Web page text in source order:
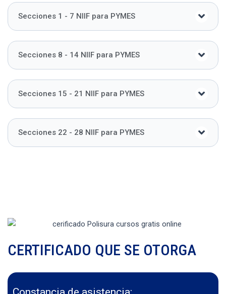
Secciones 1 - 7 NIIF para PYMES
Secciones 8 - 14 NIIF para PYMES
Secciones 15 - 21 NIIF para PYMES
Secciones 22 - 28 NIIF para PYMES
CERTIFICADO QUE SE OTORGA